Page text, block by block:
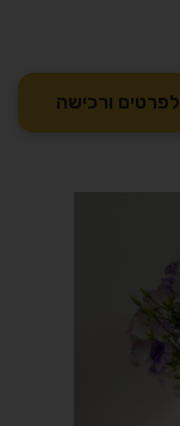
לפרטים ורכישה